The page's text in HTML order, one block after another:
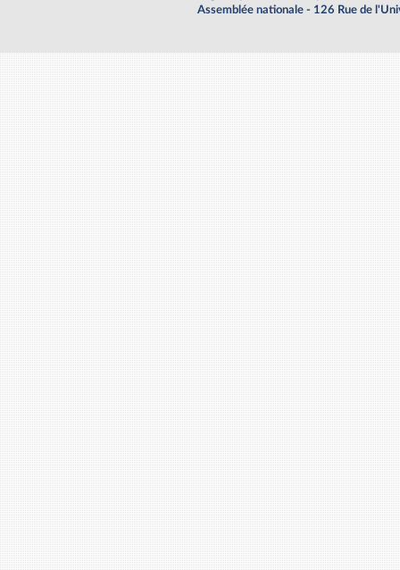
Assemblée nationale - 126 Rue de